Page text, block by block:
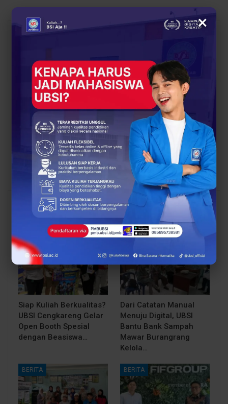
PREV POST
UBSI Kampus
Purwokerto Bekali
Mahasiswa Hadapi
Tugas Akhir Lewat
Sosialisasi Outline TA
NEXT POST
Dosen UBSI Gelar
Pelatihan Manajemen
Keuangan dan Literasi
Digital di MDT Al
Hamidiyah
You Might Also Like
BERITA
Siap Kuliah Berkualitas?
UBSI Cengkareng Gelar
Open Booth Spesial
dengan Beasiswa…
BERITA
Dari Catatan Manual
Menuju Digital, UBSI
Bantu Bank Sampah
Mawar Burangrang
Kelola…
BERITA BERITA
×